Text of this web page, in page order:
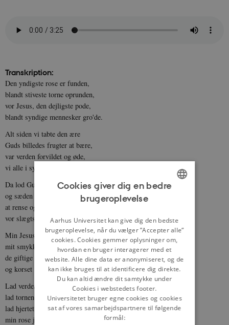
Transkription:
Den yndigste rose er funden,
blandt stiveste torne oprunden,
vor Jesus, den dejligste pode,
blandt syndige mennesker gro'de.
Alt siden vi tabte den ære
Guds billedes frugter at bære,
var verden forvildet og øde,
vi alle i synden bortdøde.
Da lod Gud en rose opskyde
og sæden omsider frembryde,
at rense og ganske forsøde
vor slægts den fordærvede grøde.
Min Jesus! du stedse skal være
mit smykke, min rose, min ære,
de giftige lyster du døder
og korset så liflig forsøder.
Lad verden mig alting betage,
lad tornene rive og nage,
lad hjertet kun dåne og briste,
min rose jeg aldrig vil miste!
DANISH
Cookies giver dig en bedre
brugeroplevelse
Aarhus Universitet kan give dig den bedste
brugeroplevelse, når du vælger ”Accepter alle”
cookies. Cookies gemmer oplysninger om,
hvordan en bruger interagerer med et
website. Alle dine data er anonymiseret, og de
kan ikke bruges til at identificere dig direkte.
Du kan altid ændre dit samtykke under
Cookies i webstedets footer.
Universitetet bruger egne cookies og cookies
sat af vores samarbejdspartnere til følgende
formål: